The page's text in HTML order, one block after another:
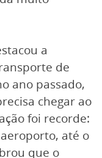
a
de
ano passado,
chegar ao
foi recorde:
até o
que o